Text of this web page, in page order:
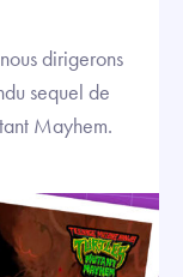
dirigerons
sequel de
Mayhem.